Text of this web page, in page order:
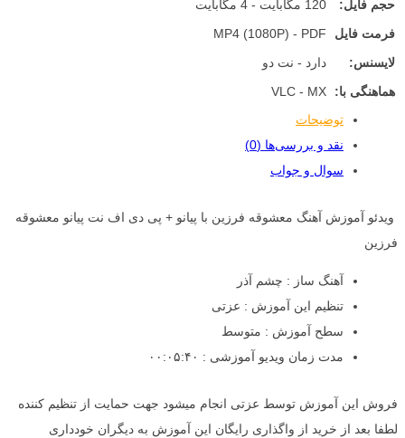
حجم فایل:
120 مگابایت - 4 مگابایت
فرمت فایل
MP4 (1080P) - PDF
لایسنس:
دارد - نت دو
هماهنگی با:
VLC - MX
توضیحات
نقد و بررسی‌ها (0)
سوال و جواب
ویدئو آموزش آهنگ معشوقه فرزین با پیانو + پی دی اف نت پیانو معشوقه
فرزین
آهنگ ساز : چشم آذر
تنظیم این آموزش : عزتی
سطح آموزش : متوسط
مدت زمان ویدیو آموزشی : ۰۰:۰۵:۴۰
فروش این آموزش توسط عزتی انجام میشود جهت حمایت از تنظیم کننده
لطفا بعد از خرید از واگذاری رایگان این آموزش به دیگران خودداری